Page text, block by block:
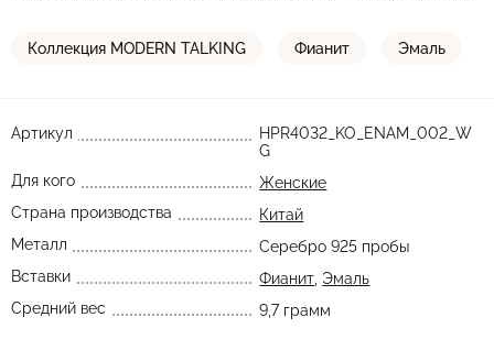
Коллекция MODERN TALKING Фианит Эмаль
Артикул
HPR4032_KO_ENAM_002_W
G
Для кого
Женские
Страна производства
Китай
Металл
Серебро 925 пробы
Вставки
Фианит Эмаль
Средний вес
9,7 грамм